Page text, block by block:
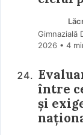
Gimnazială
2026 • 4
între
și